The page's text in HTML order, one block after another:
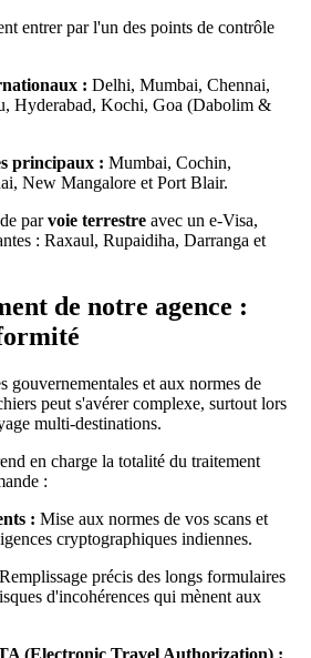
entrer par l'un des points de contrôle
: Delhi, Mumbai, Chennai,
Hyderabad, Kochi, Goa (Dabolim &
principaux : Mumbai, Cochin,
New Mangalore et Port Blair.
parvoie terrestre avec un e-Visa,
: Raxaul, Rupaidiha, Darranga et
de notre agence :
gouvernementales et aux normes de
peut s'avérer complexe, surtout lors
multi-destinations.
en charge la totalité du traitement
:
: Mise aux normes de vos scans et
cryptographiques indiennes.
Remplissage précis des longs formulaires
d'incohérences qui mènent aux